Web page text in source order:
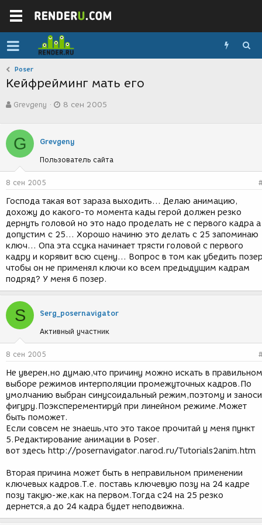
Poser
Кейфрейминг мать его
в
о
р
т
е
м
ы
Grevgeny
а
с
з
д
и
я
8 сен 2005
G Grevgeny
Пользователь сайта
8 сен 2005
Господа такая вот зараза выходить... Делаю анимацию,
дохожу до какого-то момента кады герой должен резко
дернуть головой но это надо проделать не с первого кадра а
допустим с 25... Хорошо начиню это делать с 25 запоминаю
ключ... Опа эта ссука начинает трясти головой с первого
кадру и корявит всю сцену... Вопрос в том как убедить
чтобы он не применял ключи ко всем предыдущим кадрам
подряд? У меня 6 позер.
S Serg_posernavigator
Активный участник
8 сен 2005
Не уверен,но думаю,что причину можно искать в правильном
выборе режимов интерполяции промежуточных кадров.По
умолчанию выбран синусоидальный режим,поэтому и
фигуру.Поэксперементируй при линейном режиме.Может
быть поможет.
Если совсем не знаешь,что это такое прочитай у меня пункт
5.Редактирование анимации в Poser.
вот здесь http://posernavigator.narod.ru/Tutorials2anim.htm
Вторая причина может быть в неправильном применении
ключевых кадров.Т.е. поставь ключевую позу на 24 кадре
позу такую-же,как на первом.Тогда с24 на 25 резко
дернется,а до 24 кадра будет неподвижна.